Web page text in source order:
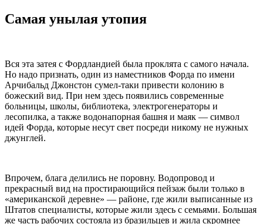
Самая унылая утопия
Вся эта затея с Фордландией была проклята с самого начала.
Но надо признать, один из наместников Форда по имени
Арчибальд Джонстон сумел-таки привести колонию в
божеский вид. При нем здесь появились современные
больницы, школы, библиотека, электрогенераторы и
лесопилка, а также водонапорная башня и маяк — символ
идей Форда, которые несут свет посреди никому не нужных
джунглей.
Впрочем, блага делились не поровну. Водопровод и
прекрасный вид на простирающийся пейзаж были только в
«американской деревне» — районе, где жили выписанные из
Штатов специалисты, которые жили здесь с семьями. Большая
же часть рабочих состояла из бразильцев и жила скромнее